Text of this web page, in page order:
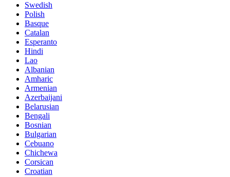
Swedish
Polish
Basque
Catalan
Esperanto
Hindi
Lao
Albanian
Amharic
Armenian
Azerbaijani
Belarusian
Bengali
Bosnian
Bulgarian
Cebuano
Chichewa
Corsican
Croatian